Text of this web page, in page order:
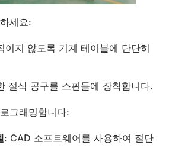
세요:
이지 않도록 기계 테이블에 단단히
절삭 공구를 스핀들에 장착합니다.
그래밍합니다:
: CAD 소프트웨어를 사용하여 절단